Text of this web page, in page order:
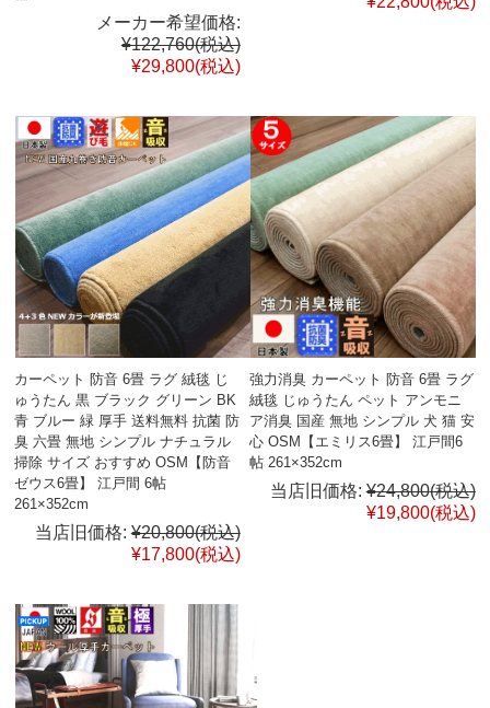
メーカー希望価格:
¥122,760(税込)
¥29,800(税込)
カーペット 防音 6畳 ラグ 絨毯 じ
ゅうたん 黒 ブラック グリーン BK
青 ブルー 緑 厚手 送料無料 抗菌 防
臭 六畳 無地 シンプル ナチュラル
掃除 サイズ おすすめ OSM【防音
ゼウス6畳】 江戸間 6帖
261×352cm
当店旧価格: ¥20,800(税込)
¥17,800(税込)
強力消臭 カーペット 防音 6畳 ラグ
絨毯 じゅうたん ペット アンモニ
ア消臭 国産 無地 シンプル 犬 猫 安
心 OSM【エミリス6畳】 江戸間6
帖 261×352cm
当店旧価格: ¥24,800(税込)
¥19,800(税込)